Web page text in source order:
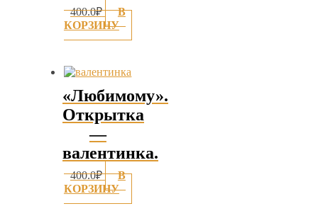
400.0₽
В
КОРЗИНУ
«Любимому».
Открытка
—
валентинка.
400.0₽
В
КОРЗИНУ